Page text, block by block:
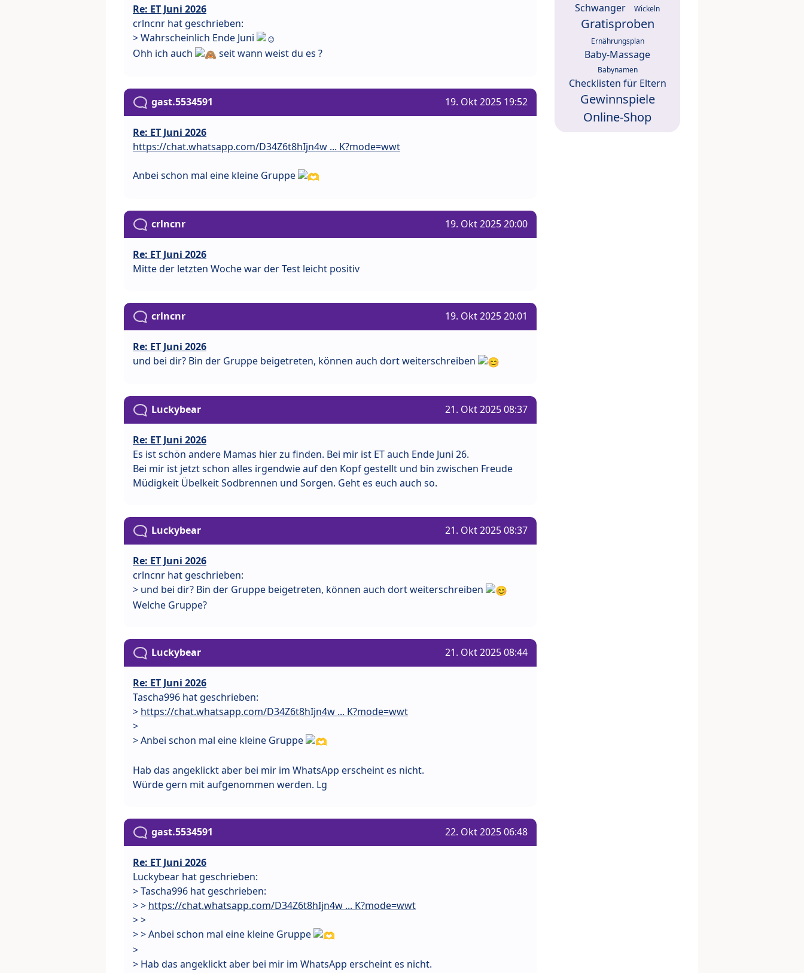
Re: ET Juni 2026
crlncnr hat geschrieben:
> Wahrscheinlich Ende Juni
Ohh ich auch
seit wann weist du es ?
gast.5534591 19. Okt 2025 19:52
Re: ET Juni 2026
https://chat.whatsapp.com/D34Z6t8hIjn4w ... K?mode=wwt
Anbei schon mal eine kleine Gruppe
crlncnr 19. Okt 2025 20:00
Re: ET Juni 2026
Mitte der letzten Woche war der Test leicht positiv
crlncnr 19. Okt 2025 20:01
Re: ET Juni 2026
und bei dir? Bin der Gruppe beigetreten, können auch dort weiterschreiben
Luckybear 21. Okt 2025 08:37
Re: ET Juni 2026
Es ist schön andere Mamas hier zu finden. Bei mir ist ET auch Ende Juni 26.
Bei mir ist jetzt schon alles irgendwie auf den Kopf gestellt und bin zwischen Freude
Müdigkeit Übelkeit Sodbrennen und Sorgen. Geht es euch auch so.
Luckybear 21. Okt 2025 08:37
Re: ET Juni 2026
crlncnr hat geschrieben:
> und bei dir? Bin der Gruppe beigetreten, können auch dort weiterschreiben
Welche Gruppe?
Luckybear 21. Okt 2025 08:44
Re: ET Juni 2026
Tascha996 hat geschrieben:
> https://chat.whatsapp.com/D34Z6t8hIjn4w ... K?mode=wwt
>
> Anbei schon mal eine kleine Gruppe
Hab das angeklickt aber bei mir im WhatsApp erscheint es nicht.
Würde gern mit aufgenommen werden. Lg
gast.5534591 22. Okt 2025 06:48
Re: ET Juni 2026
Luckybear hat geschrieben:
> Tascha996 hat geschrieben:
> > https://chat.whatsapp.com/D34Z6t8hIjn4w ... K?mode=wwt
> >
> > Anbei schon mal eine kleine Gruppe
>
> Hab das angeklickt aber bei mir im WhatsApp erscheint es nicht.
Schwanger Wickeln
Gratisproben
Ernährungsplan
Baby-Massage
Babynamen
Checklisten für Eltern
Gewinnspiele
Online-Shop